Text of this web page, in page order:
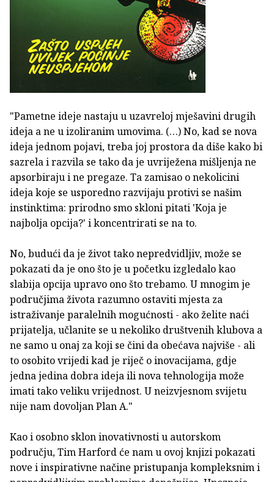
"Pametne ideje nastaju u uzavreloj mješavini drugih
ideja a ne u izoliranim umovima. (…) No, kad se nova
ideja jednom pojavi, treba joj prostora da diše kako bi
sazrela i razvila se tako da je uvriježena mišljenja ne
apsorbiraju i ne pregaze. Ta zamisao o nekolicini
ideja koje se usporedno razvijaju protivi se našim
instinktima: prirodno smo skloni pitati 'Koja je
najbolja opcija?' i koncentrirati se na to.
No, budući da je život tako nepredvidljiv, može se
pokazati da je ono što je u početku izgledalo kao
slabija opcija upravo ono što trebamo. U mnogim je
područjima života razumno ostaviti mjesta za
istraživanje paralelnih mogućnosti - ako želite naći
prijatelja, učlanite se u nekoliko društvenih klubova a
ne samo u onaj za koji se čini da obećava najviše - ali
to osobito vrijedi kad je riječ o inovacijama, gdje
jedna jedina dobra ideja ili nova tehnologija može
imati tako veliku vrijednost. U neizvjesnom svijetu
nije nam dovoljan Plan A."
Kao i osobno sklon inovativnosti u autorskom
području, Tim Harford će nam u ovoj knjizi pokazati
nove i inspirativne načine pristupanja kompleksnim i